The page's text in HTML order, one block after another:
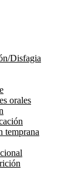
Disfagia
orales
temprana